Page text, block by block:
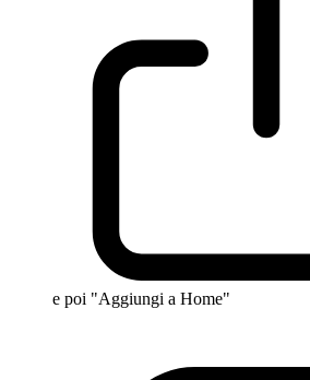
e poi "Aggiungi a Home"